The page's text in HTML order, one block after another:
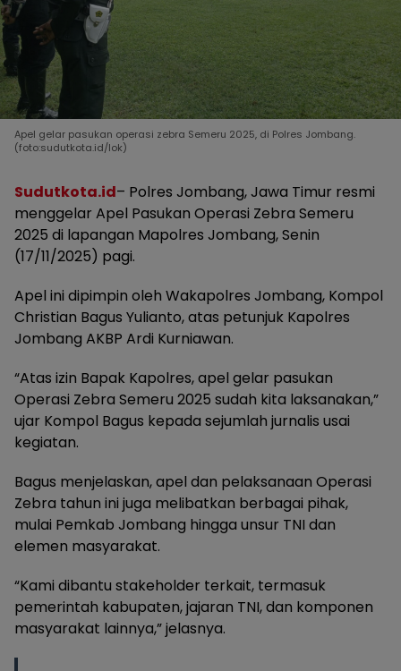
Apel gelar pasukan operasi zebra Semeru 2025, di Polres Jombang.
(foto:sudutkota.id/lok)
Sudutkota.id– Polres Jombang, Jawa Timur resmi
menggelar Apel Pasukan Operasi Zebra Semeru
2025 di lapangan Mapolres Jombang, Senin
(17/11/2025) pagi.
Apel ini dipimpin oleh Wakapolres Jombang, Kompol
Christian Bagus Yulianto, atas petunjuk Kapolres
Jombang AKBP Ardi Kurniawan.
“Atas izin Bapak Kapolres, apel gelar pasukan
Operasi Zebra Semeru 2025 sudah kita laksanakan,”
ujar Kompol Bagus kepada sejumlah jurnalis usai
kegiatan.
Bagus menjelaskan, apel dan pelaksanaan Operasi
Zebra tahun ini juga melibatkan berbagai pihak,
mulai Pemkab Jombang hingga unsur TNI dan
elemen masyarakat.
“Kami dibantu stakeholder terkait, termasuk
pemerintah kabupaten, jajaran TNI, dan komponen
masyarakat lainnya,” jelasnya.